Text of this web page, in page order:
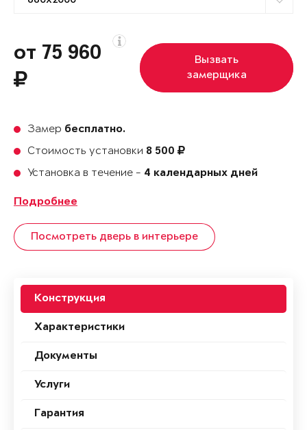
от 75 960
Вызвать
замерщика
Замер бесплатно.
Стоимость установки 8 500
Установка в течение - 4 календарных дней
Подробнее
Посмотреть дверь в интерьере
Конструкция
Характеристики
Документы
Услуги
Гарантия